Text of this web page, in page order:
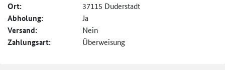
Ort: 37115 Duderstadt
Abholung: Ja
Versand: Nein
Zahlungsart: Überweisung